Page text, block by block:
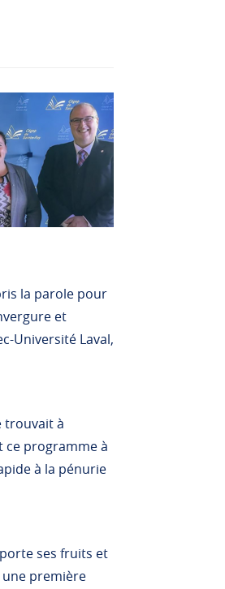
la parole pour
et
Université Laval,
trouvait à
ce programme à
à la pénurie
ses fruits et
une première